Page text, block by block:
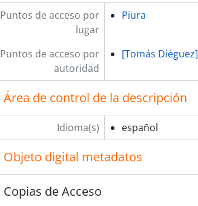
Puntos de acceso por
lugar
Piura
Puntos de acceso por
autoridad
[Tomás Diéguez]
Área de control de la descripción
Idioma(s) español
Objeto digital metadatos
Copias de Acceso